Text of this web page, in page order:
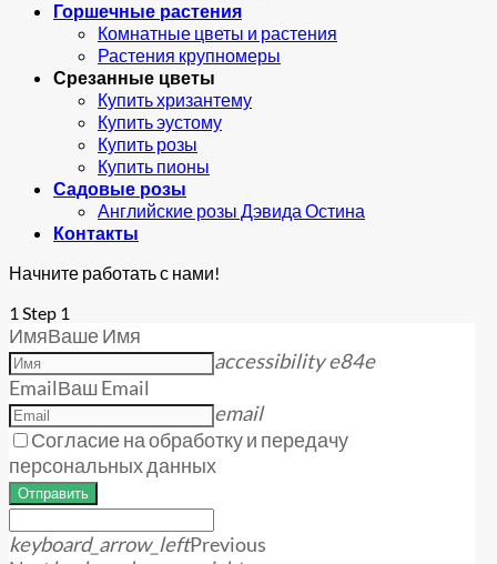
Горшечные растения
Комнатные цветы и растения
Растения крупномеры
Срезанные цветы
Купить хризантему
Купить эустому
Купить розы
Купить пионы
Садовые розы
Английские розы Дэвида Остина
Контакты
Начните работать с нами!
1 Step 1
ИмяВаше Имя
accessibility e84e
EmailВаш Email
email
Согласие на обработку и передачу
персональных данных
Отправить
keyboard_arrow_leftPrevious